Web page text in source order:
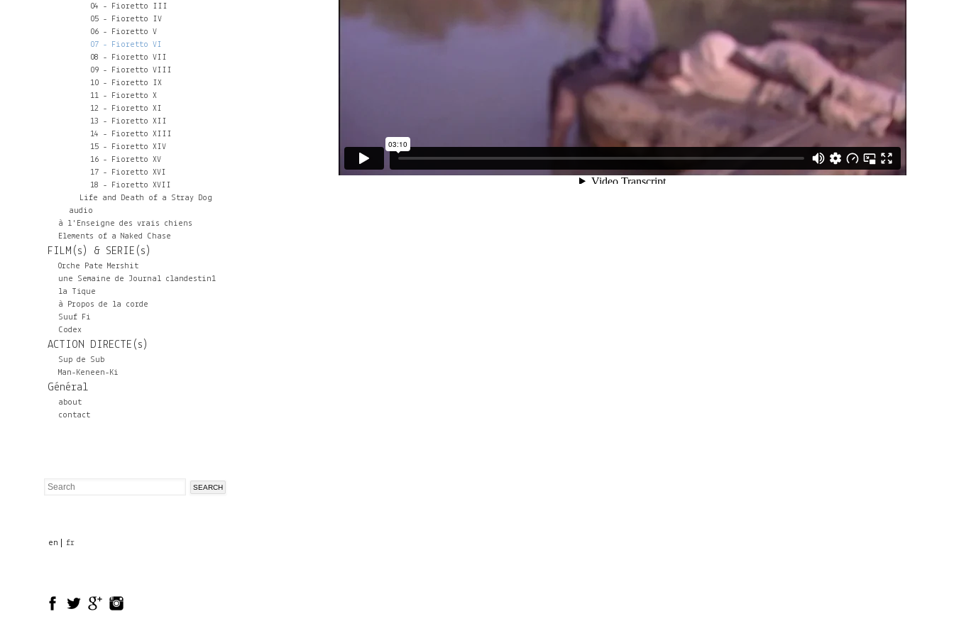
04 - Fioretto III
05 - Fioretto IV
06 - Fioretto V
07 - Fioretto VI
08 - Fioretto VII
09 - Fioretto VIII
10 - Fioretto IX
11 - Fioretto X
12 - Fioretto XI
13 - Fioretto XII
14 - Fioretto XIII
15 - Fioretto XIV
16 - Fioretto XV
17 - Fioretto XVI
18 - Fioretto XVII
Life and Death of a Stray Dog
audio
à l'Enseigne des vrais chiens
Elements of a Naked Chase
FILM(s) & SERIE(s)
Orche Pate Mershit
une Semaine de Journal clandestin1
la Tique
à Propos de la corde
Suuf Fi
Codex
ACTION DIRECTE(s)
Sup de Sub
Man-Keneen-Ki
Général
about
contact
Search
en fr